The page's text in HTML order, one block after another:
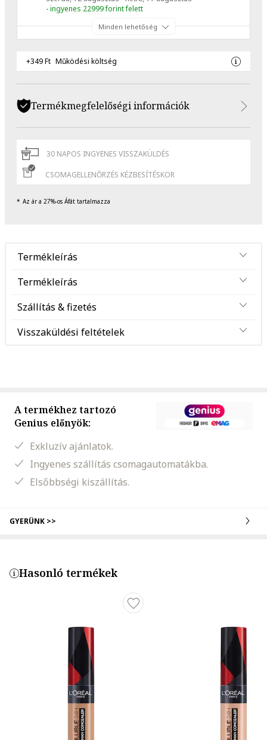
- ingyenes 22999 forint felett
Minden lehetőség
+349 Ft Működési költség
Termékmegfelelőségi információk
30 NAPOS INGYENES VISSZAKÜLDÉS
CSOMAGELLENŐRZÉS KÉZBESÍTÉSKOR
Az ár a 27%-os Áfát tartalmazza
Termékleírás
Termékleírás
Szállítás & fizetés
Visszaküldési feltételek
A termékhez tartozó
Genius előnyök:
Exkluzív ajánlatok.
Ingyenes szállítás csomagautomatákba.
Elsőbbségi kiszállítás.
GYERÜNK >>
Hasonló termékek